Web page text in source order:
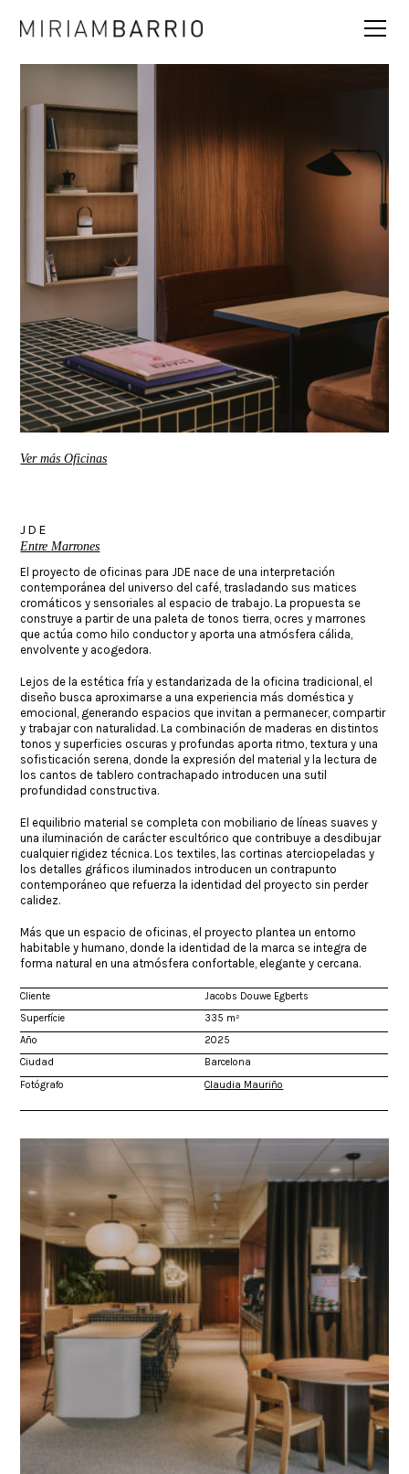
Ver más Oficinas
JDE
Entre Marrones
El proyecto de oficinas para JDE nace de una interpretación
contemporánea del universo del café, trasladando sus matices
cromáticos y sensoriales al espacio de trabajo. La propuesta se
construye a partir de una paleta de tonos tierra, ocres y marrones
que actúa como hilo conductor y aporta una atmósfera cálida,
envolvente y acogedora.
Lejos de la estética fría y estandarizada de la oficina tradicional, el
diseño busca aproximarse a una experiencia más doméstica y
emocional, generando espacios que invitan a permanecer, compartir
y trabajar con naturalidad. La combinación de maderas en distintos
tonos y superficies oscuras y profundas aporta ritmo, textura y una
sofisticación serena, donde la expresión del material y la lectura de
los cantos de tablero contrachapado introducen una sutil
profundidad constructiva.
El equilibrio material se completa con mobiliario de líneas suaves y
una iluminación de carácter escultórico que contribuye a desdibujar
cualquier rigidez técnica. Los textiles, las cortinas aterciopeladas y
los detalles gráficos iluminados introducen un contrapunto
contemporáneo que refuerza la identidad del proyecto sin perder
calidez.
Más que un espacio de oficinas, el proyecto plantea un entorno
habitable y humano, donde la identidad de la marca se integra de
forma natural en una atmósfera confortable, elegante y cercana.
Cliente
Jacobs Douwe Egberts
Superfície
335 m²
Año
2025
Ciudad
Barcelona
Fotógrafo
Claudia Mauriño